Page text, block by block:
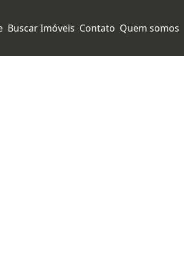
Buscar Imóveis Contato Quem somos